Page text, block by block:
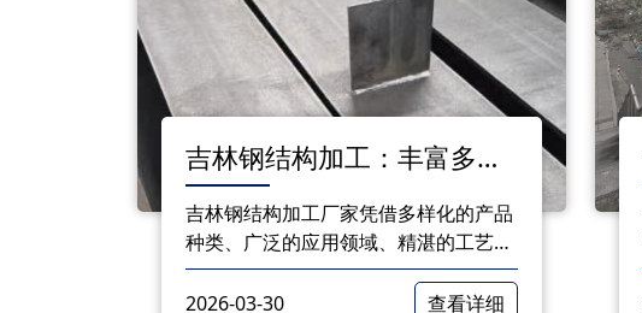
吉林钢结构加工：丰富多样
的产品满足市场需求
吉林钢结构加工厂家凭借多样化的产品
种类、广泛的应用领域、精湛的工艺和
可靠的质量，为市场提供了丰富的钢结
构产品。在未来的发展中，这些厂家将
2026-03-30 查看详细